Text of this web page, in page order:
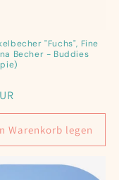
"Fuchs", Fine
Becher - Buddies
Warenkorb legen